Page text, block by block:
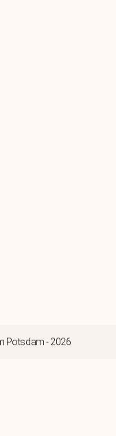
Potsdam - 2026